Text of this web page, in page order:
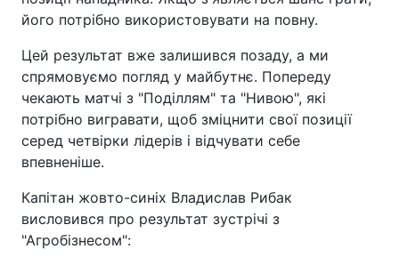
його потрібно використовувати на повну.
Цей результат вже залишився позаду, а ми
спрямовуємо погляд у майбутнє. Попереду
чекають матчі з "Поділлям" та "Нивою", які
потрібно вигравати, щоб зміцнити свої позиції
серед четвірки лідерів і відчувати себе
впевненіше.
Капітан жовто-синіх Владислав Рибак
висловився про результат зустрічі з
"Агробізнесом":